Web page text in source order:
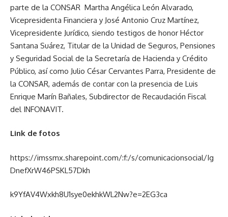
parte de la CONSAR Martha Angélica León Alvarado,
Vicepresidenta Financiera y José Antonio Cruz Martínez,
Vicepresidente Jurídico, siendo testigos de honor Héctor
Santana Suárez, Titular de la Unidad de Seguros, Pensiones
y Seguridad Social de la Secretaría de Hacienda y Crédito
Público, así como Julio César Cervantes Parra, Presidente de
la CONSAR, además de contar con la presencia de Luis
Enrique Marín Bañales, Subdirector de Recaudación Fiscal
del INFONAVIT.
Link de fotos
https://imssmx.sharepoint.com/:f:/s/comunicacionsocial/Ig
DnefXrW46PSKL57Dkh
k9YfAV4Wxkh8U1sye0ekhkWL2Nw?e=2EG3ca